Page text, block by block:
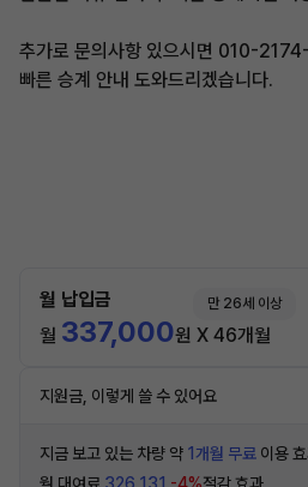
추가로 문의사항 있으시면 010-
빠른 승계 안내 도와드리겠습니다.
월 납입금 만 26세 이상
월 337,000원 X 46개월
지원금, 이렇게 쓸 수 있어요
지금 보고 있는 차량 약 1개월 무료 이용